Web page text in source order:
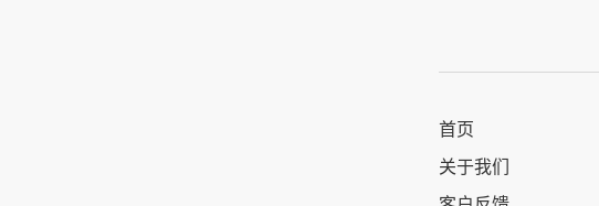
首页
关于我们